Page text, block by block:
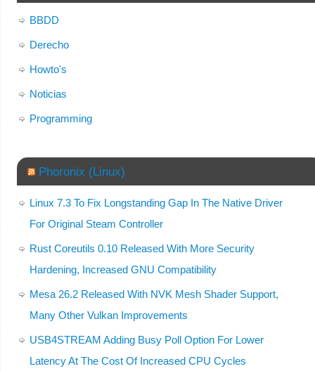
BBDD
Derecho
Howto's
Noticias
Programming
Phoronix (Linux)
Linux 7.3 To Fix Longstanding Gap In The Native Driver
For Original Steam Controller
Rust Coreutils 0.10 Released With More Security
Hardening, Increased GNU Compatibility
Mesa 26.2 Released With NVK Mesh Shader Support,
Many Other Vulkan Improvements
USB4STREAM Adding Busy Poll Option For Lower
Latency At The Cost Of Increased CPU Cycles